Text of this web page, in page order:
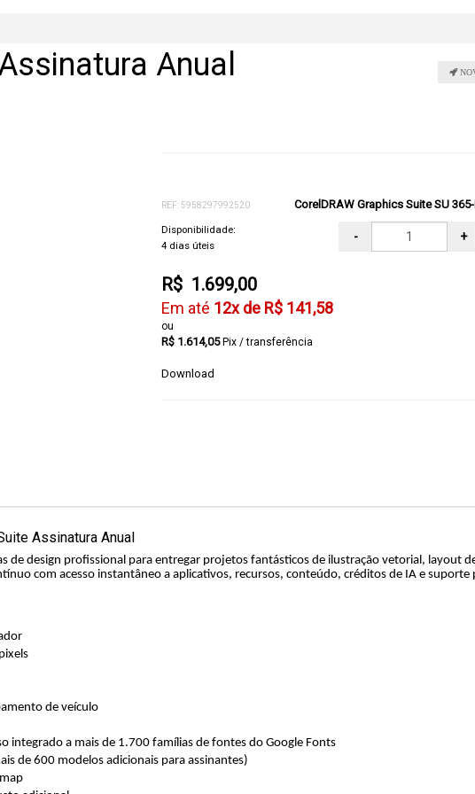
Anual
REF: 5958297992520 CorelDRAW Graphics Suite SU
Disponibilidade:
4 dias úteis
- +
R$ 1.699,00
12x de R$ 141,58
R$ 1.614,05 Pix / transferência
Download
Assinatura Anual
de design profissional para entregar projetos fantásticos de ilustração vetorial, layout
com acesso instantâneo a aplicativos, recursos, conteúdo, créditos de IA e suporte
de veículo
integrado a mais de 1.700 famílias de fontes do Google Fonts
de 600 modelos adicionais para assinantes)